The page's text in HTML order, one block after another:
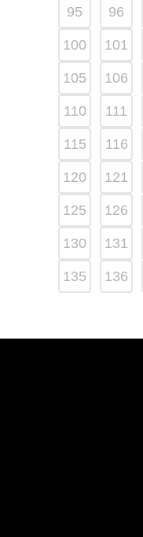
95 96
100 101
105 106
110 111
115 116
120 121
125 126
130 131
135 136